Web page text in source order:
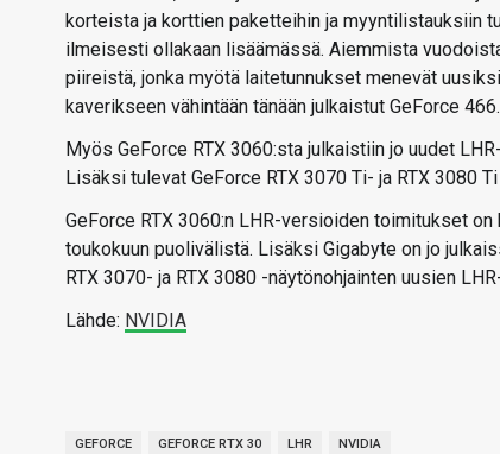
korteista ja korttien paketteihin ja myyntilistauksiin
ilmeisesti ollakaan lisäämässä. Aiemmista
piireistä, jonka myötä laitetunnukset menevät
kaverikseen vähintään tänään julkaistut GeForce
Myös GeForce RTX 3060:sta julkaistiin jo uudet
Lisäksi tulevat GeForce RTX 3070 Ti- ja RTX 3080
GeForce RTX 3060:n LHR-versioiden toimitukset
toukokuun puolivälistä. Lisäksi Gigabyte on jo
RTX 3070- ja RTX 3080 -näytönohjainten uusien
Lähde: NVIDIA
GEFORCE GEFORCE RTX 30 LHR NVIDIA